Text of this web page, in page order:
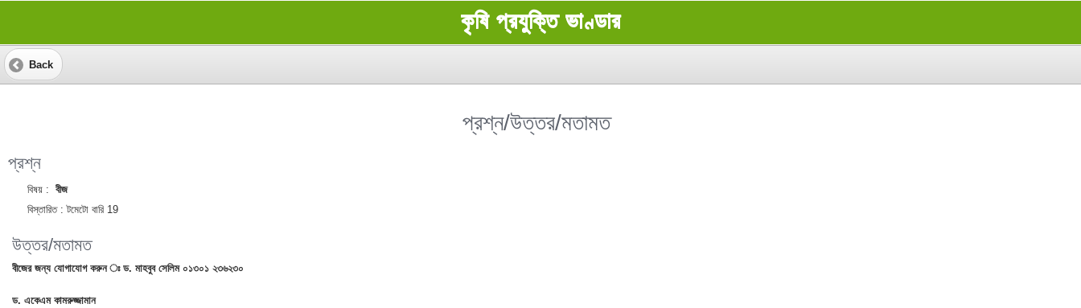
কৃষি প্রযুক্তি ভাণ্ডার
Back
প্রশ্ন/উত্তর/মতামত
প্রশ্ন
বিষয় : বীজ
বিস্তারিত : টমেটো বারি 19
উত্তর/মতামত
বীজের জন্য যোগাযোগ করুন ঃ ড. মাহবুব সেলিম ০১৩০১ ২৩৬২৩০
ড. একেএম কামরুজ্জামান